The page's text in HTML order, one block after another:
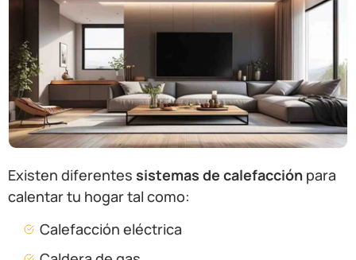
Existen diferentes sistemas de calefacción para
calentar tu hogar tal como:
Calefacción eléctrica